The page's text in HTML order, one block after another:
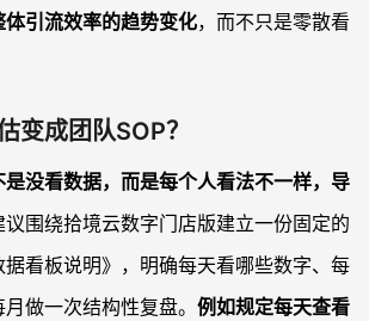
引流效率的趋势变化，而不只是零散看
变成团队SOP？
没看数据，而是每个人看法不一样，导
议围绕拾境云数字门店版建立一份固定的
据看板说明》，明确每天看哪些数字、每
做一次结构性复盘。 例如规定每天查看